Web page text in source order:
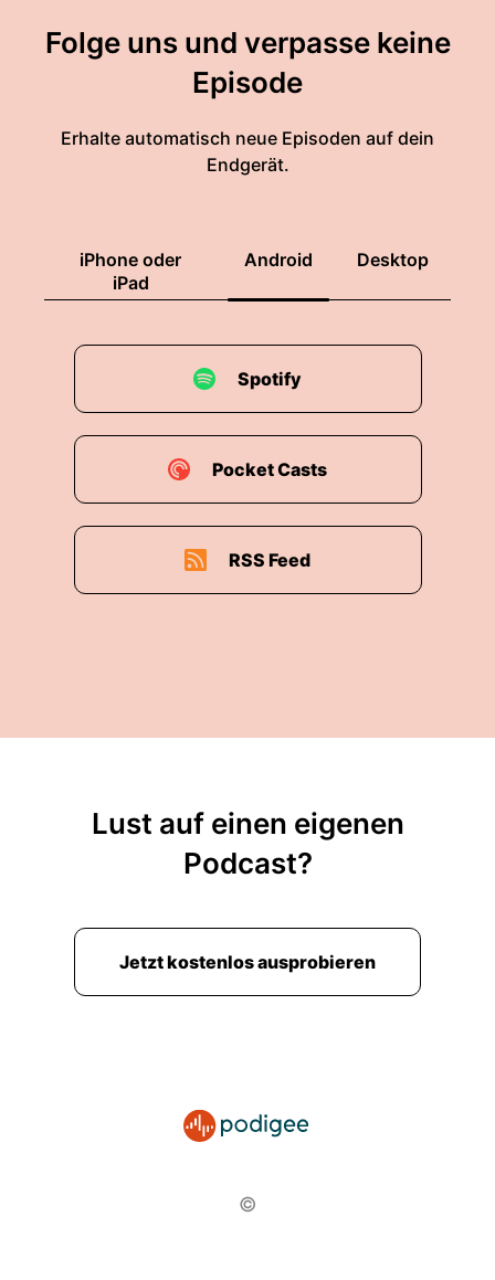
Folge uns und verpasse keine
Episode
Erhalte automatisch neue Episoden auf dein
Endgerät.
iPhone oder
iPad
Android Desktop
Spotify
Pocket Casts
RSS Feed
Lust auf einen eigenen
Podcast?
Jetzt kostenlos ausprobieren
©